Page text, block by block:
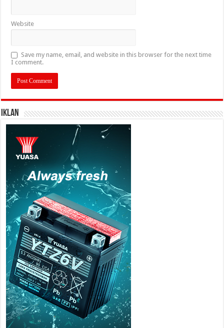
Website
Save my name, email, and website in this browser for the next time
I comment.
IKLAN